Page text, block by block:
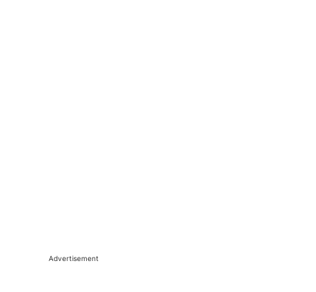
Advertisement